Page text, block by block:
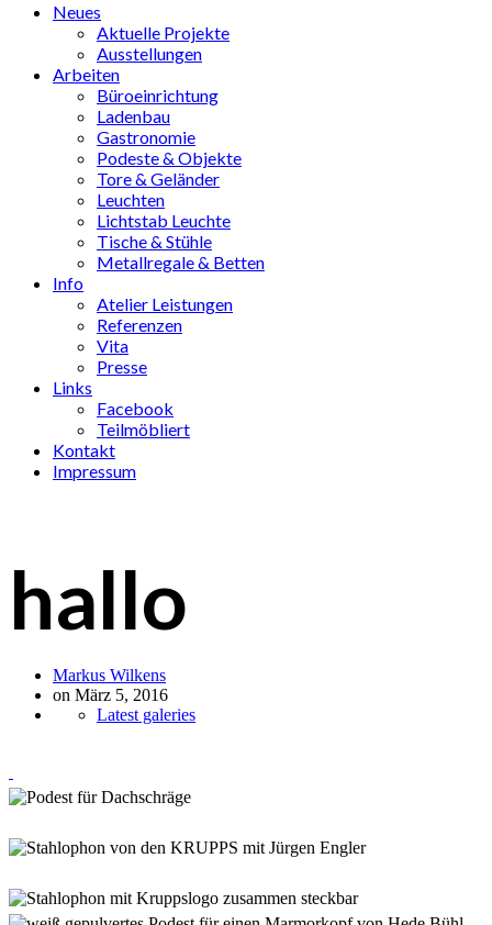
Neues
Aktuelle Projekte
Ausstellungen
Arbeiten
Büroeinrichtung
Ladenbau
Gastronomie
Podeste & Objekte
Tore & Geländer
Leuchten
Lichtstab Leuchte
Tische & Stühle
Metallregale & Betten
Info
Atelier Leistungen
Referenzen
Vita
Presse
Links
Facebook
Teilmöbliert
Kontakt
Impressum
hallo
Markus Wilkens
on März 5, 2016
Latest galeries